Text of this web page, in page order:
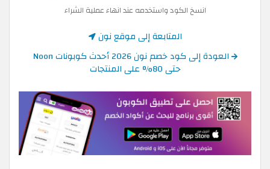
انسخ الكود واستخدمه عند انهاء عملية الشراء
المتابعة إلى موقع نون
العودة إلى كود خصم نون 2026 أحدث كوبونات Noon
حتى 80% على المنتجات